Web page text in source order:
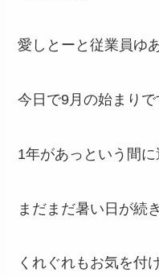
愛しとーと従業員ゆ
今日で9月の始まり
1年があっという間
まだまだ暑い日が続
くれぐれもお気を付